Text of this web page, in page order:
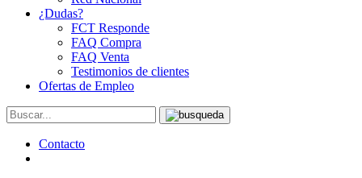
¿Dudas?
FCT Responde
FAQ Compra
FAQ Venta
Testimonios de clientes
Ofertas de Empleo
Contacto